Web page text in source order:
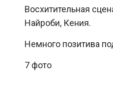
Восхитительная
Найроби, Кения.
Немного позитива
7 фото